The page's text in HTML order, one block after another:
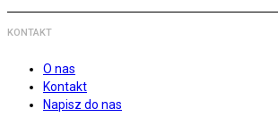
KONTAKT
O nas
Kontakt
Napisz do nas